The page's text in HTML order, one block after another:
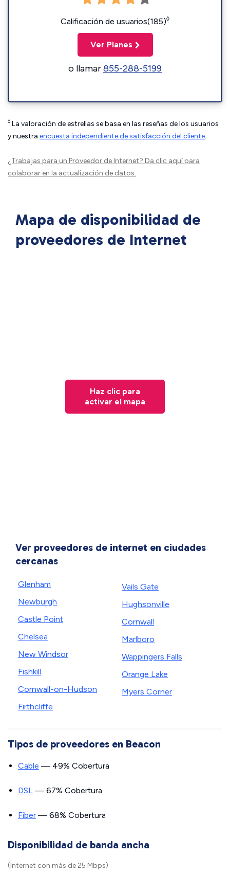
Calificación de usuarios(185)◊
Ver Planes
o llamar855-288-5199
◊ La valoración de estrellas se basa en las reseñas de los usuarios
y nuestra encuesta independiente de satisfacción del cliente.
¿Trabajas para un Proveedor de Internet? Da clic aquípara
colaborar en la actualización de datos.
Mapa de disponibilidad de
proveedores de Internet
Haz clic para
activar el mapa
Ver proveedores de internet en ciudades
cercanas
Glenham
Newburgh
Castle Point
Chelsea
New Windsor
Fishkill
Cornwall-on-Hudson
Firthcliffe
Vails Gate
Hughsonville
Cornwall
Marlboro
Wappingers Falls
Orange Lake
Myers Corner
Tipos de proveedores en Beacon
Cable — 49% Cobertura
DSL — 67% Cobertura
Fiber — 68% Cobertura
Disponibilidad de banda ancha
(Internet con más de 25 Mbps)